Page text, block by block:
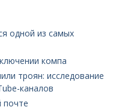
одной из самых
компа
троян: исследование
каналов
почте